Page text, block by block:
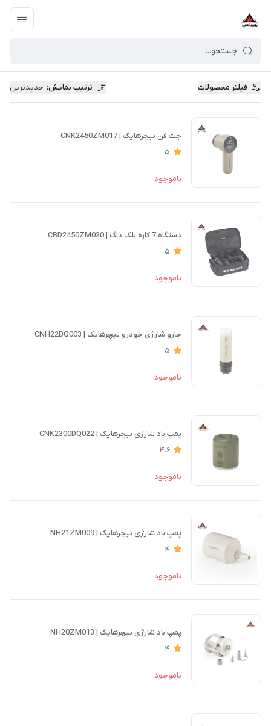
فیلتر محصولات ترتیب نمایش: جدیدترین
جت فن نیچرهایک | CNK2450ZM017
5
ناموجود
دستگاه 7 کاره بلک داگ | CBD2450ZM020
5
ناموجود
جارو شارژی خودرو نیچرهایک | CNH22DQ003
5
ناموجود
پمپ باد شارژی نیچرهایک | CNK2300DQ022
4.6
ناموجود
پمپ باد شارژی نیچرهایک | NH21ZM009
4
ناموجود
پمپ باد شارژی نیچرهایک | NH20ZM013
4
ناموجود